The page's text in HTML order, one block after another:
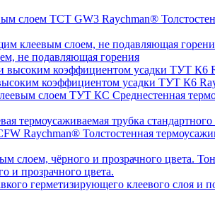
не подавляющая горения
коэффициентом усадки ТУТ К6
Среднестенная
термоусаживаемая трубка
Толстостенная
и прозрачного цвета.